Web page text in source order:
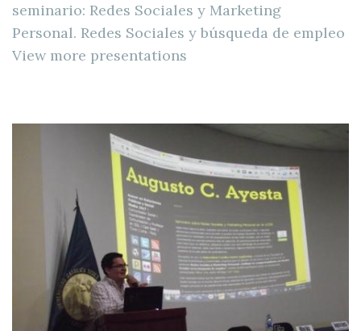
seminario: Redes Sociales y Marketing
Personal. Redes Sociales y búsqueda de empleo
View more presentations